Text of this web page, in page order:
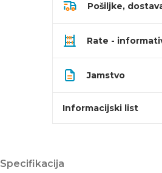
Pošiljke,
Rate -
Jamstvo
Informacijski list
Specifikacija